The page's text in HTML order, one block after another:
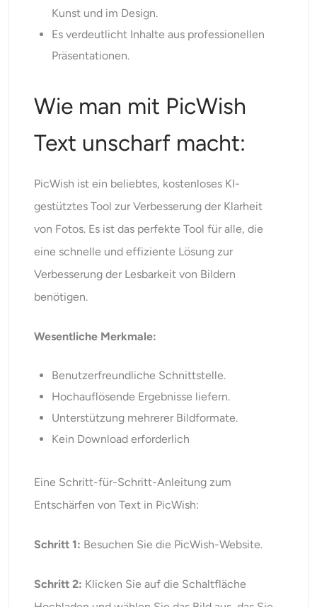
Kunst und im Design.
Es verdeutlicht Inhalte aus professionellen
Präsentationen.
Wie man mit PicWish
Text unscharf macht:
PicWish ist ein beliebtes, kostenloses KI-
gestütztes Tool zur Verbesserung der Klarheit
von Fotos. Es ist das perfekte Tool für alle, die
eine schnelle und effiziente Lösung zur
Verbesserung der Lesbarkeit von Bildern
benötigen.
Wesentliche Merkmale:
Benutzerfreundliche Schnittstelle.
Hochauflösende Ergebnisse liefern.
Unterstützung mehrerer Bildformate.
Kein Download erforderlich
Eine Schritt-für-Schritt-Anleitung zum
Entschärfen von Text in PicWish:
Schritt 1: Besuchen Sie die PicWish-Website.
Schritt 2: Klicken Sie auf die Schaltfläche